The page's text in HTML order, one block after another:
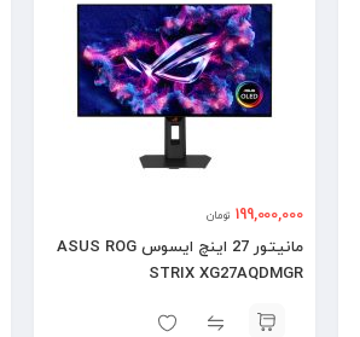
199,000,000 تومان
مانیتور 27 اینچ ایسوس ASUS ROG
STRIX XG27AQDMGR